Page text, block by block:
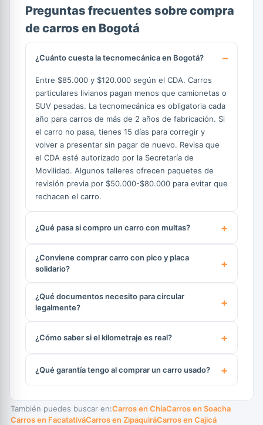
Preguntas frecuentes sobre compra
de carros en Bogotá
¿Cuánto cuesta la tecnomecánica en Bogotá?
Entre $85.000 y $120.000 según el CDA. Carros
particulares livianos pagan menos que camionetas o
SUV pesadas. La tecnomecánica es obligatoria cada
año para carros de más de 2 años de fabricación. Si
el carro no pasa, tienes 15 días para corregir y
volver a presentar sin pagar de nuevo. Revisa que
el CDA esté autorizado por la Secretaría de
Movilidad. Algunos talleres ofrecen paquetes de
revisión previa por $50.000-$80.000 para evitar que
rechacen el carro.
¿Qué pasa si compro un carro con multas?
¿Conviene comprar carro con pico y placa
solidario?
¿Qué documentos necesito para circular
legalmente?
¿Cómo saber si el kilometraje es real?
¿Qué garantía tengo al comprar un carro usado?
También puedes buscar en:Carros en ChíaCarros en Soacha
Carros en FacatativáCarros en ZipaquiráCarros en Cajicá